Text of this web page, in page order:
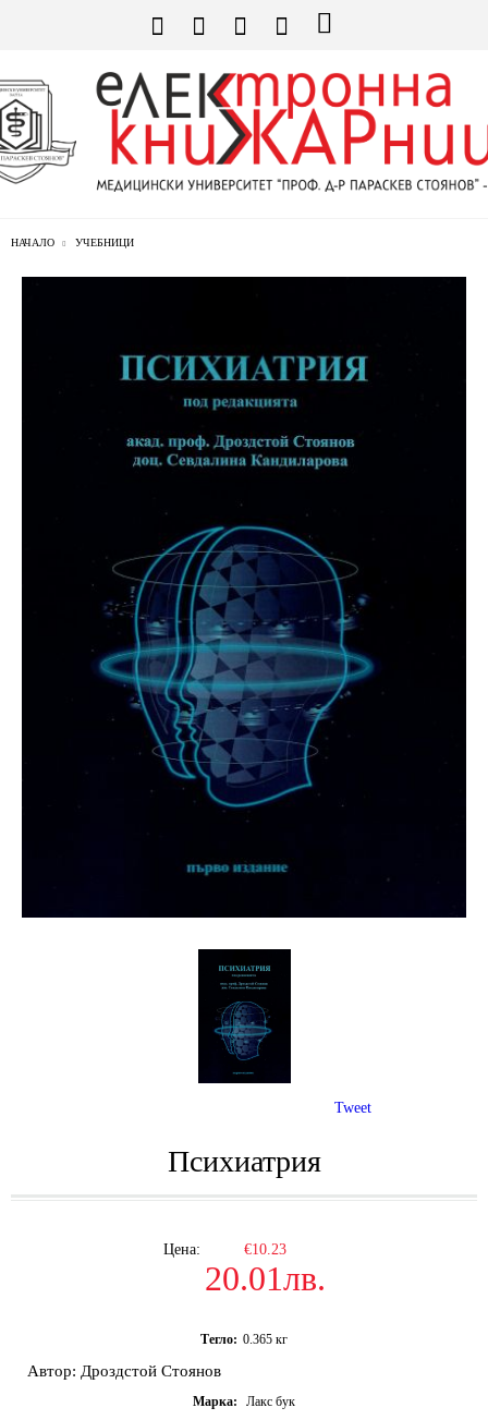
НАЧАЛО УЧЕБНИЦИ
Психиатрия
Цена: €10.23
20.01лв.
Тегло: 0.365 кг
Автор: Дроздстой Стоянов
Марка: Лакс бук
Tweet